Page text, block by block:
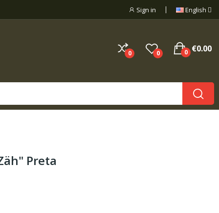
Sign in English
0 0 €0.00
0
Preta